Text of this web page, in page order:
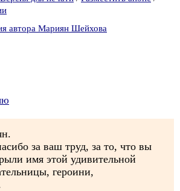
автора Мариян Шейхова
за ваш труд, за то, что вы
имя этой удивительной
героини,